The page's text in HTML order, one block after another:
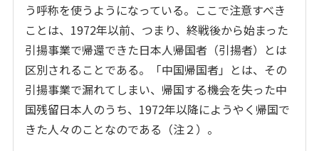
う呼称を使うようになっている。ここで注意すべき
ことは、1972年以前、つまり、終戦後から始まった
引揚事業で帰還できた日本人帰国者（引揚者）とは
区別されることである。「中国帰国者」とは、その
引揚事業で漏れてしまい、帰国する機会を失った中
国残留日本人のうち、1972年以降にようやく帰国で
きた人々のことなのである（注２）。